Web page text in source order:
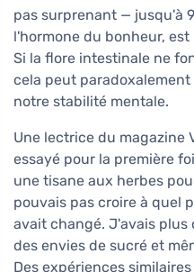
pas surprenant — jusqu'à
l'hormone du bonheur,
Si la flore intestinale ne
cela peut
notre stabilité mentale.
Une lectrice du magazine
essayé pour la première
une tisane aux herbes
pouvais pas croire à quel
avait changé. J'avais plus
des envies de sucré et
Des expériences